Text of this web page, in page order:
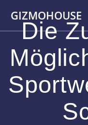
GIZMOHOUSE
Die